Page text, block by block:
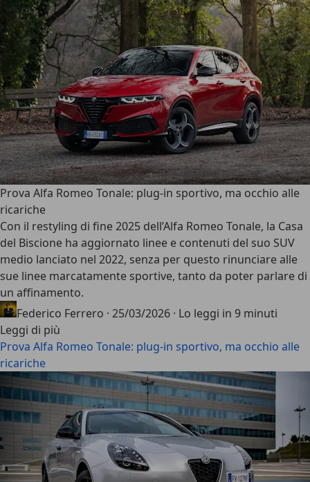
Prova Alfa Romeo Tonale: plug-in sportivo, ma occhio alle
ricariche
Con il restyling di fine 2025 dell’Alfa Romeo Tonale, la Casa
del Biscione ha aggiornato linee e contenuti del suo SUV
medio lanciato nel 2022, senza per questo rinunciare alle
sue linee marcatamente sportive, tanto da poter parlare di
un affinamento.
Federico Ferrero · 25/03/2026 · Lo leggi in 9 minuti
Leggi di più
Prova Alfa Romeo Tonale: plug-in sportivo, ma occhio alle
ricariche